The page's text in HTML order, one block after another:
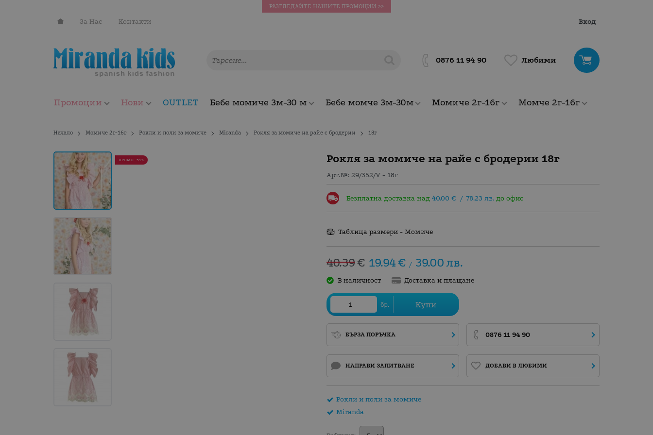
РАЗГЛЕДАЙТЕ НАШИТЕ ПРОМОЦИИ >>
За Нас Контакти Вход
0876 11 94 90 Любими
Промоции Нови OUTLET Бебе момиче 3м-30 м Бебе момче 3м-30м Момиче 2г-16г Момче 2г-16г
Начало Момиче 2г-16г Рокли и поли за момиче Miranda Рокля за момиче на райе с бродерии 18г
Рокля за момиче на райе с бродерии 18г
Арт.№: 29/352/V - 18г
ПРОМО -51%
Безплатна доставка над40.00 € / 78.23 лв. до офис
Таблица размери - Момиче
40.39€ 19.94€ / 39.00 лв.
В наличност Доставка и плащане
бр. Купи
БЪРЗА ПОРЪЧКА 0876 11 94 90
НАПРАВИ ЗАПИТВАНЕ ДОБАВИ В ЛЮБИМИ
Рокли и поли за момиче
Miranda